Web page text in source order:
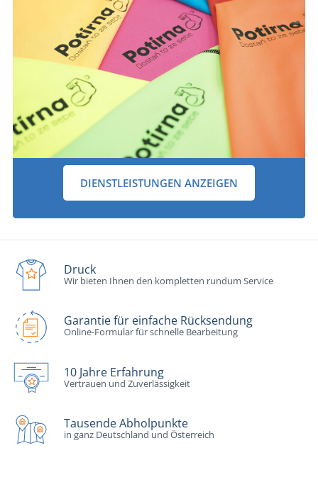
DIENSTLEISTUNGEN ANZEIGEN
Druck
Wir bieten Ihnen den kompletten rundum Service
Garantie für einfache Rücksendung
Online-Formular für schnelle Bearbeitung
10 Jahre Erfahrung
Vertrauen und Zuverlässigkeit
Tausende Abholpunkte
in ganz Deutschland und Österreich